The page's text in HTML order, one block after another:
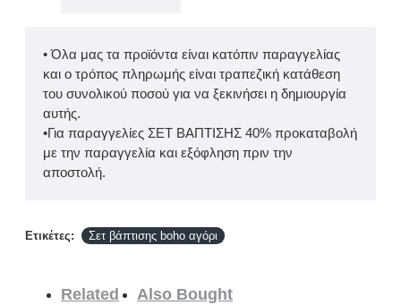
• Όλα μας τα προϊόντα είναι κατόπιν παραγγελίας
και ο τρόπος πληρωμής είναι τραπεζική κατάθεση
του συνολικού ποσού για να ξεκινήσει η δημιουργία
αυτής.
•Για παραγγελίες ΣΕΤ ΒΑΠΤΙΣΗΣ 40% προκαταβολή
με την παραγγελία και εξόφληση πριν την
αποστολή.
Ετικέτες: Σετ βάπτισης boho αγόρι
Related Also Bought